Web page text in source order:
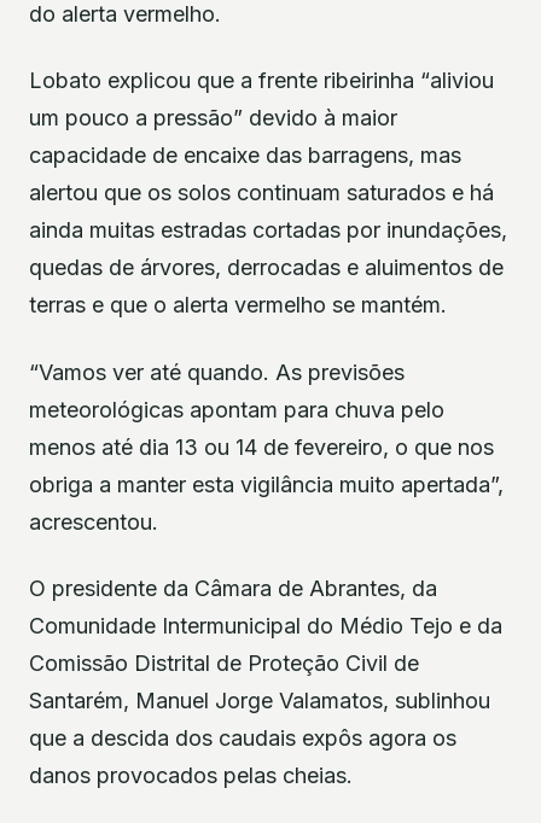
do alerta vermelho.
Lobato explicou que a frente ribeirinha “aliviou
um pouco a pressão” devido à maior
capacidade de encaixe das barragens, mas
alertou que os solos continuam saturados e há
ainda muitas estradas cortadas por inundações,
quedas de árvores, derrocadas e aluimentos de
terras e que o alerta vermelho se mantém.
“Vamos ver até quando. As previsões
meteorológicas apontam para chuva pelo
menos até dia 13 ou 14 de fevereiro, o que nos
obriga a manter esta vigilância muito apertada”,
acrescentou.
O presidente da Câmara de Abrantes, da
Comunidade Intermunicipal do Médio Tejo e da
Comissão Distrital de Proteção Civil de
Santarém, Manuel Jorge Valamatos, sublinhou
que a descida dos caudais expôs agora os
danos provocados pelas cheias.